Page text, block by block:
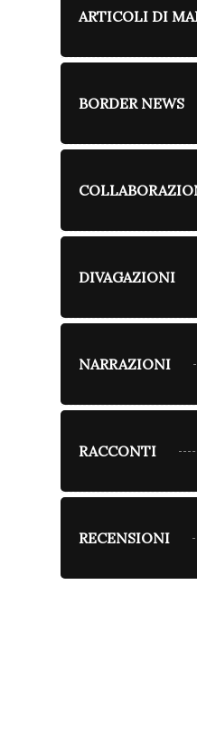
ARTICOLI DI
BORDER NEWS
DIVAGAZIONI
NARRAZIONI
RACCONTI
RECENSIONI